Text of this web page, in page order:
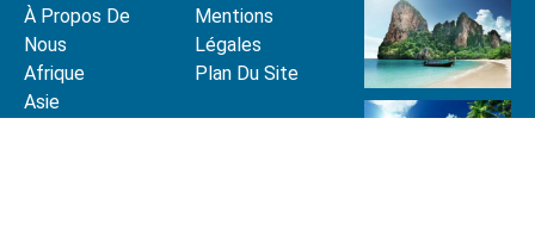
À Propos De
Nous
Afrique
Asie
Mentions
Légales
Plan Du Site